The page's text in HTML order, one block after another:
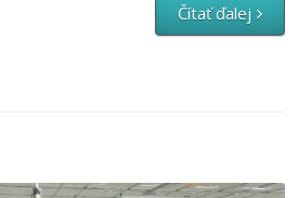
Čítať ďalej